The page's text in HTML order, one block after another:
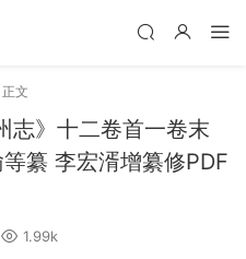
正文
志》十二卷首一卷末
纂 李宏湑增纂修PDF
1.99k